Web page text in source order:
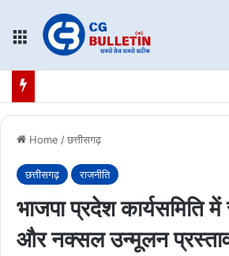
Menu
Home /छत्तीसगढ़
छत्तीसगढ़ राजनीति
भाजपा प्रदेश कार्यसमिति
और नक्सल उन्मूलन